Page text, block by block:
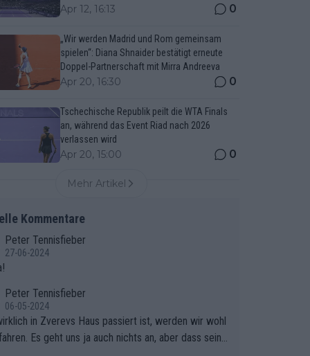
Apr 12, 16:13 0
„Wir werden Madrid und Rom gemeinsam
spielen“: Diana Shnaider bestätigt erneute
Doppel-Partnerschaft mit Mirra Andreeva
Apr 20, 16:30 0
Tschechische Republik peilt die WTA Finals
an, während das Event Riad nach 2026
verlassen wird
Apr 20, 15:00 0
Mehr Artikel
Kommentare
Peter Tennisfieber
27-06-2024
Peter Tennisfieber
06-05-2024
in Zverevs Haus passiert ist, werden wir wohl
Es geht uns ja auch nichts an, aber dass seine